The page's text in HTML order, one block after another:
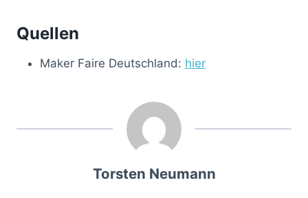
Quellen
Maker Faire Deutschland: hier
Torsten Neumann